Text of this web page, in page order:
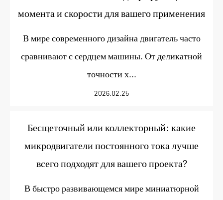
момента и скорости для вашего применения
В мире современного дизайна двигатель часто
сравнивают с сердцем машины. От деликатной
точности х...
2026.02.25
Бесщеточный или коллекторный: какие
микродвигатели постоянного тока лучше
всего подходят для вашего проекта?
В быстро развивающемся мире миниатюрной